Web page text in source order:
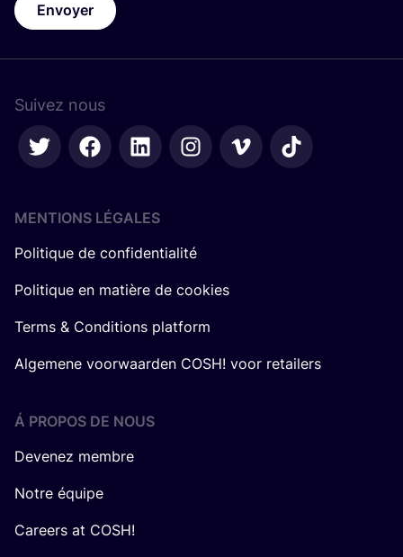
Envoyer
Suivez nous
MENTIONS LÉGALES
Politique de confidentialité
Politique en matière de cookies
Terms & Conditions platform
Algemene voorwaarden COSH! voor retailers
Á PROPOS DE NOUS
Devenez membre
Notre équipe
Careers at COSH!